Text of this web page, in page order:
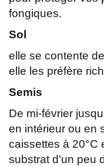
fongiques.
Sol
elle se contente
elle les préfère
Semis
De mi-février
en intérieur ou en
caissettes à 20°C
substrat d'un peu